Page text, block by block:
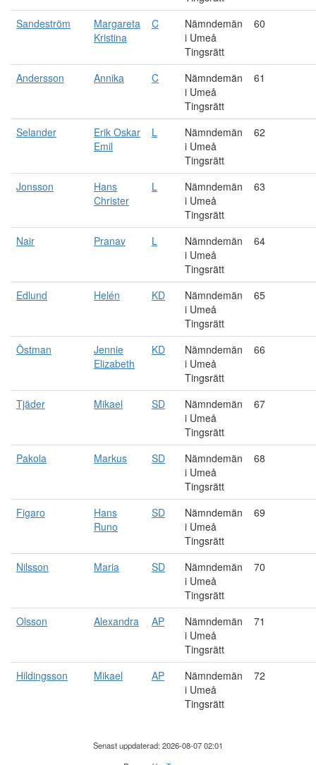
Sandeström
Margareta
Kristina
C
Nämndemän
i Umeå
Tingsrätt
60
Andersson Annika C
Nämndemän
i Umeå
Tingsrätt
61
Selander
Erik Oskar
Emil
L
Nämndemän
i Umeå
Tingsrätt
62
Jonsson
Hans
Christer
L
Nämndemän
i Umeå
Tingsrätt
63
Nair Pranav L
Nämndemän
i Umeå
Tingsrätt
64
Edlund Helén KD
Nämndemän
i Umeå
Tingsrätt
65
Östman
Jennie
Elizabeth
KD
Nämndemän
i Umeå
Tingsrätt
66
Tjäder Mikael SD
Nämndemän
i Umeå
Tingsrätt
67
Pakola Markus SD
Nämndemän
i Umeå
Tingsrätt
68
Figaro
Hans
Runo
SD
Nämndemän
i Umeå
Tingsrätt
69
Nilsson Maria SD
Nämndemän
i Umeå
Tingsrätt
70
Olsson Alexandra AP
Nämndemän
i Umeå
Tingsrätt
71
Hildingsson Mikael AP
Nämndemän
i Umeå
Tingsrätt
72
Senast uppdaterad: 2026-08-07 02:01